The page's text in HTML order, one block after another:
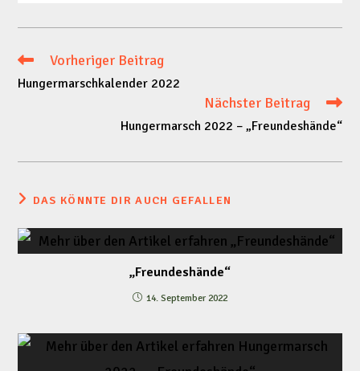
WeitereVorheriger Beitrag
Hungermarschkalender 2022
Nächster Beitrag
Hungermarsch 2022 – „Freundeshände“
DAS KÖNNTE DIR AUCH GEFALLEN
„Freundeshände“
14. September 2022